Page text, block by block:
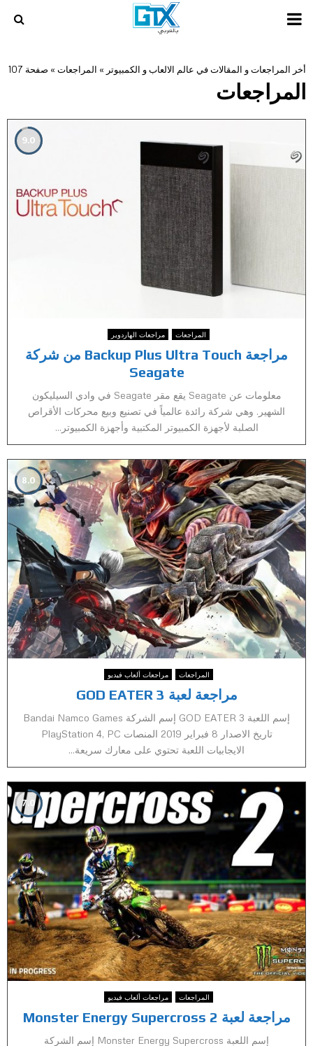
PRIMARY
أخر المراجعات و المقالات في عالم الالعاب و الكمبيوتر » المراجعات » صفحة 107
المراجعات
9.0
المراجعات مراجعات الهاردوير
مراجعة Backup Plus Ultra Touch من شركة
Seagate
معلومات عن Seagate يقع مقر Seagate في وادي السيليكون
الشهير. وهي شركة رائدة عالمياً في تصنيع وبيع محركات الأقراص
الصلبة لأجهزة الكمبيوتر المكتبية وأجهزة الكمبيوتر...
8.0
المراجعات مراجعات ألعاب فيديو
مراجعة لعبة GOD EATER 3
إسم اللعبة GOD EATER 3 إسم الشركة Bandai Namco Games
تاريخ الاصدار 8 فبراير 2019 المنصات PlayStation 4, PC
الايجابيات اللعبة تحتوي على معارك سريعة...
7.0
المراجعات مراجعات ألعاب فيديو
مراجعة لعبة Monster Energy Supercross 2
إسم اللعبة Monster Energy Supercross إسم الشركة